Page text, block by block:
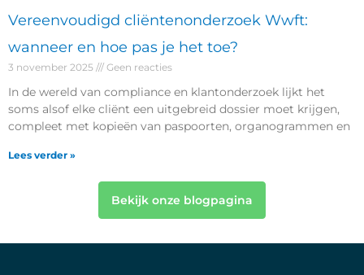
Vereenvoudigd cliëntenonderzoek Wwft:
wanneer en hoe pas je het toe?
3 november 2025 Geen reacties
In de wereld van compliance en klantonderzoek lijkt het
soms alsof elke cliënt een uitgebreid dossier moet krijgen,
compleet met kopieën van paspoorten, organogrammen en
Lees verder »
Bekijk onze blogpagina